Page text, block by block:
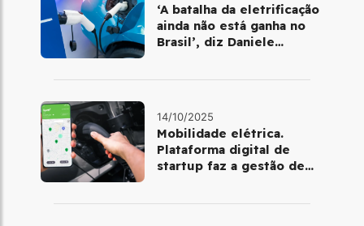
‘A batalha da eletrificação
ainda não está ganha no
Brasil’, diz Daniele
14/10/2025
Mobilidade elétrica.
Plataforma digital de
startup faz a gestão de